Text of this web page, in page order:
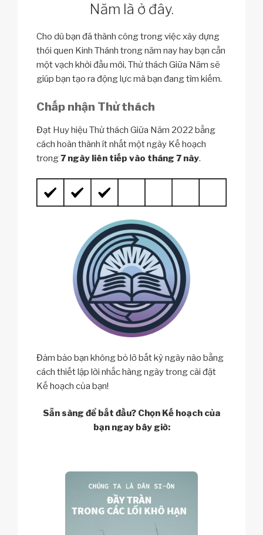
Năm là ở đây.
Cho dù bạn đã thành công trong việc xây dựng
thói quen Kinh Thánh trong năm nay hay bạn cần
một vạch khởi đầu mới, Thử thách Giữa Năm sẽ
giúp bạn tạo ra động lực mà bạn đang tìm kiếm.
Chấp nhận Thử thách
Đạt Huy hiệu Thử thách Giữa Năm 2022 bằng
cách hoàn thành ít nhất một ngày Kế hoạch
trong7 ngày liên tiếp vào tháng 7 này.
Đảm bảo bạn không bỏ lỡ bất kỳ ngày nào bằng
cách thiết lập lời nhắc hàng ngày trong cài đặt
Kế hoạch của bạn!
Sẵn sàng để bắt đầu? Chọn Kế hoạch của
bạn ngay bây giờ: